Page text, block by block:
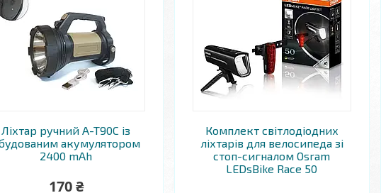
Ліхтар ручний A-T90C із
акумулятором
2400 mAh
170 ₴
Комплект світлодіодних
ліхтарів для велосипеда зі
стоп-сигналом Osram
LEDsBike Race 50